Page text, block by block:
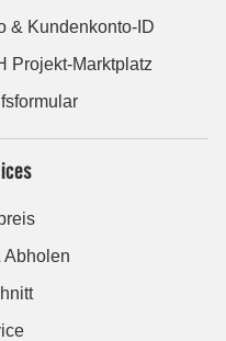
& Kundenkonto-ID
Projekt-Marktplatz
Abholen